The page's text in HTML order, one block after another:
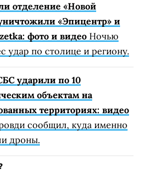
отделение «Новой
«Эпицентр» и
фото и видео Ночью
удар по столице и региону.
ударили по 10
объектам на
территориях: видео
сообщил, куда именно
дроны.